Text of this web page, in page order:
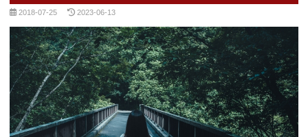
男性会員様の声
デートまでの流れ
アフィリエイトをご検討の皆様へ。
2018-07-25 2023-06-13